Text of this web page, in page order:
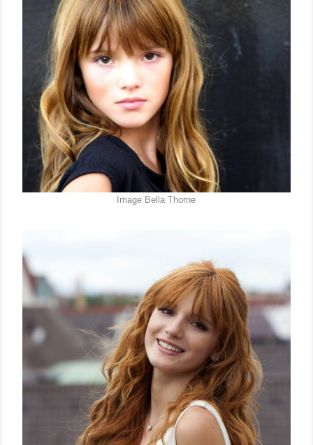
Image Bella Thorne